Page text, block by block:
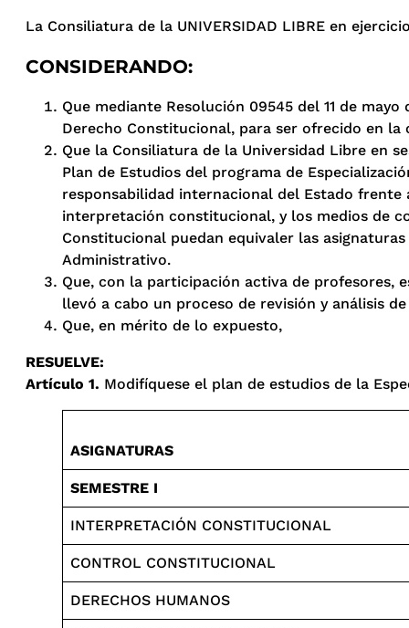
La Consiliatura de la UNIVERSIDAD LIBRE en
CONSIDERANDO:
Que mediante Resolución 09545 del 11 de
Derecho Constitucional, para ser ofrecido en la
Que la Consiliatura de la Universidad Libre en
Plan de Estudios del programa de
responsabilidad internacional del Estado
interpretación constitucional, y los medios de
Constitucional puedan equivaler las
Administrativo.
Que, con la participación activa de profesores,
llevó a cabo un proceso de revisión y análisis
Que, en mérito de lo expuesto,
RESUELVE:
Artículo 1. Modifíquese el plan de estudios de la
ASIGNATURAS
SEMESTRE I
INTERPRETACIÓN CONSTITUCIONAL
CONTROL CONSTITUCIONAL
DERECHOS HUMANOS